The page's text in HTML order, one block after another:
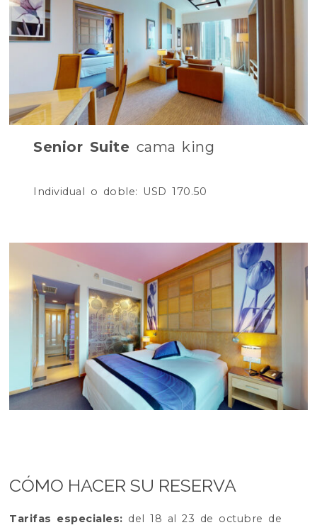
Senior Suite cama king
Individual o doble: USD 170.50
CÓMO HACER SU RESERVA
Tarifas especiales: del 18 al 23 de octubre de